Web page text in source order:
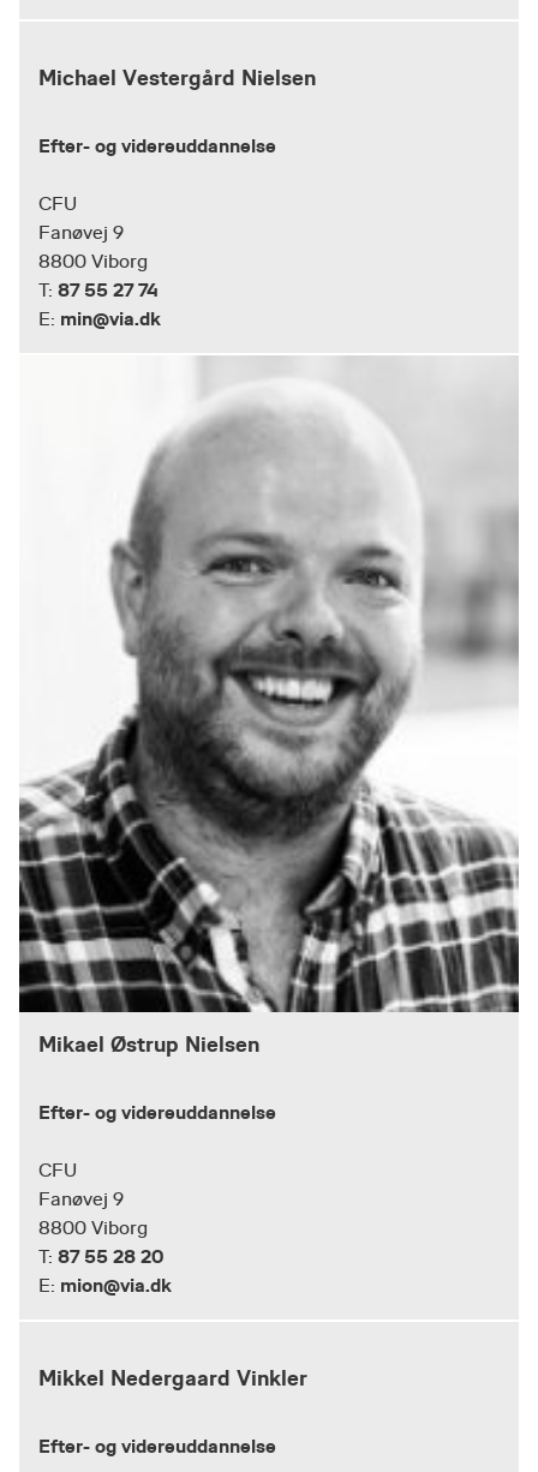
Michael Vestergård Nielsen
Efter- og videreuddannelse
CFU
Fanøvej 9
8800 Viborg
T: 87 55 27 74
E: min@via.dk
Mikael Østrup Nielsen
Efter- og videreuddannelse
CFU
Fanøvej 9
8800 Viborg
T: 87 55 28 20
E: mion@via.dk
Mikkel Nedergaard Vinkler
Efter- og videreuddannelse